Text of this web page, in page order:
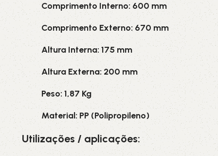
Comprimento Interno: 600 mm
Comprimento Externo: 670 mm
Altura Interna: 175 mm
Altura Externa: 200 mm
Peso: 1,87 Kg
Material: PP (Polipropileno)
Utilizações / aplicações: